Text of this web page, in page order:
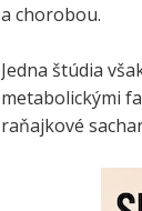
a chorobou.
Jedna štúdia
metabolickými
raňajkové